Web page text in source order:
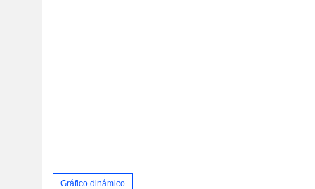
Gráfico dinámico